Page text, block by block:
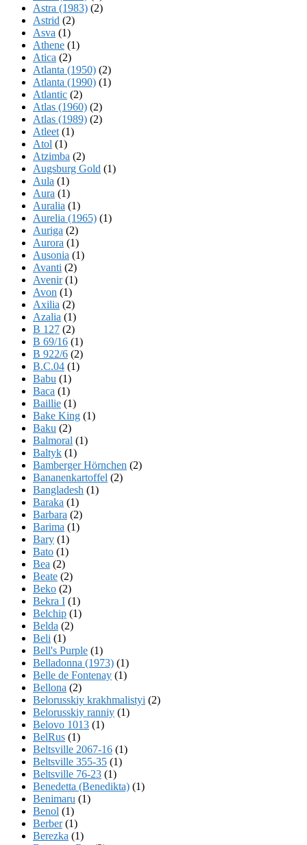
Astra (1983) (2)
Astrid (2)
Asva (1)
Athene (1)
Atica (2)
Atlanta (1950) (2)
Atlanta (1990) (1)
Atlantic (2)
Atlas (1960) (2)
Atlas (1989) (2)
Atleet (1)
Atol (1)
Atzimba (2)
Augsburg Gold (1)
Aula (1)
Aura (1)
Auralia (1)
Aurelia (1965) (1)
Auriga (2)
Aurora (1)
Ausonia (1)
Avanti (2)
Avenir(1)
Avon (1)
Axilia (2)
Azalia (1)
B 127 (2)
B 69/16 (1)
B 922/6 (2)
B.C.04 (1)
Babu (1)
Baca (1)
Baillie (1)
Bake King (1)
Baku (2)
Balmoral (1)
Baltyk (1)
Bamberger Hörnchen (2)
Bananenkartoffel (2)
Bangladesh (1)
Baraka (1)
Barbara (2)
Barima (1)
Bary (1)
Bato (1)
Bea (2)
Beate (2)
Beko (2)
Bekra I (1)
Belchip (1)
Belda (2)
Beli (1)
Bell's Purple (1)
Belladonna (1973) (1)
Belle de Fontenay (1)
Bellona (2)
Belorusskiy krakhmalistyi (2)
Belorusskiy ranniy (1)
Belovo 1013 (1)
BelRus (1)
Beltsville 2067-16 (1)
Beltsville 355-35 (1)
Beltsville 76-23 (1)
Benedetta (Benedikta) (1)
Benimaru (1)
Benol (1)
Berber(1)
Berezka (1)